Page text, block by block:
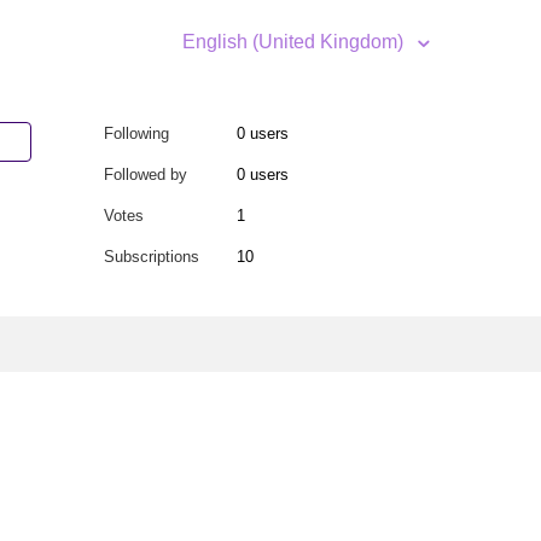
English (United Kingdom)
Following 0 users
Followed by 0 users
Votes 1
Subscriptions 10